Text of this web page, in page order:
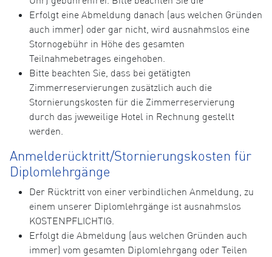
Erfolgt eine Abmeldung danach (aus welchen Gründen
auch immer) oder gar nicht, wird ausnahmslos eine
Stornogebühr in Höhe des gesamten
Teilnahmebetrages eingehoben.
Bitte beachten Sie, dass bei getätigten
Zimmerreservierungen zusätzlich auch die
Stornierungskosten für die Zimmerreservierung
durch das jweweilige Hotel in Rechnung gestellt
werden.
Anmelderücktritt/Stornierungskosten für
Diplomlehrgänge
Der Rücktritt von einer verbindlichen Anmeldung, zu
einem unserer Diplomlehrgänge ist ausnahmslos
KOSTENPFLICHTIG.
Erfolgt die Abmeldung (aus welchen Gründen auch
immer) vom gesamten Diplomlehrgang oder Teilen